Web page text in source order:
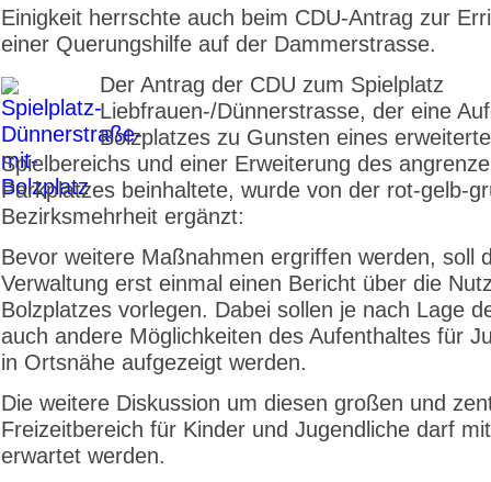
Einigkeit herrschte auch beim CDU-Antrag zur
einer Querungshilfe auf der Dammerstrasse.
Der Antrag der CDU zum Spielplatz
Liebfrauen-/Dünnerstrasse, der eine
Bolzplatzes zu Gunsten eines
Spielbereichs und einer Erweiterung des
Parkplatzes beinhaltete, wurde von der rot-gelb-
Bezirksmehrheit ergänzt:
Bevor weitere Maßnahmen ergriffen werden, soll
Verwaltung erst einmal einen Bericht über die
Bolzplatzes vorlegen. Dabei sollen je nach Lage
auch andere Möglichkeiten des Aufenthaltes für
in Ortsnähe aufgezeigt werden.
Die weitere Diskussion um diesen großen und
Freizeitbereich für Kinder und Jugendliche darf
erwartet werden.